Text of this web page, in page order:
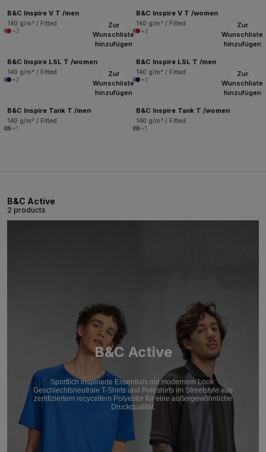
B&C Inspire V T /men
140 g/m² / Fitted
+2
B&C Inspire V T /women
140 g/m² / Fitted
+2
Zur
Wunschliste
hinzufügen
B&C Inspire LSL T /women
140 g/m² / Fitted
+2
Zur
Wunschliste
hinzufügen
B&C Inspire LSL T /men
140 g/m² / Fitted
+2
Zur
Wunschliste
hinzufügen
B&C Inspire Tank T /men
140 g/m² / Fitted
+1
Zur
Wunschliste
hinzufügen
B&C Inspire Tank T /women
140 g/m² / Fitted
+1
B&C Active
2 products
B&C Active
Sportlich inspirierte Essentials mit modernem Look.
Geschlechtsneutrale T-Shirts und Poloshirts im Streetstyle aus
zertifiziertem recyceltem Polyester für eine außergewöhnliche
Druckqualität.